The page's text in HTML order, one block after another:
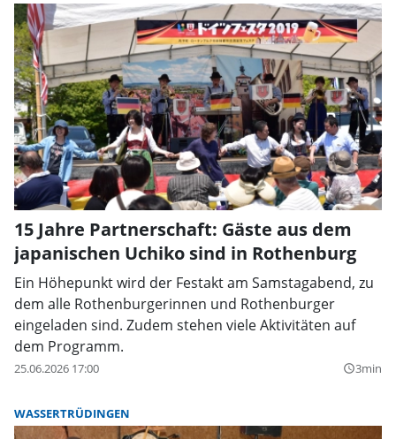
15 Jahre Partnerschaft: Gäste aus dem
japanischen Uchiko sind in Rothenburg
Ein Höhepunkt wird der Festakt am Samstagabend, zu
dem alle Rothenburgerinnen und Rothenburger
eingeladen sind. Zudem stehen viele Aktivitäten auf
dem Programm.
25.06.2026 17:00 query_builder3min
WASSERTRÜDINGEN